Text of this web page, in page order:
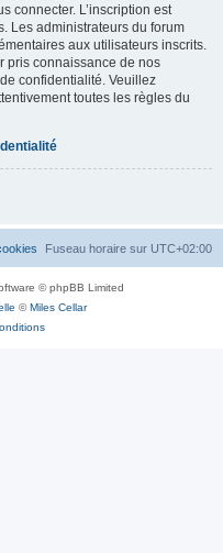
connecter. L’inscription est
Les administrateurs du forum
aux utilisateurs inscrits.
pris connaissance de nos
confidentialité. Veuillez
toutes les règles du
Fuseau horaire sur UTC+02:00
© phpBB Limited
©Miles Cellar